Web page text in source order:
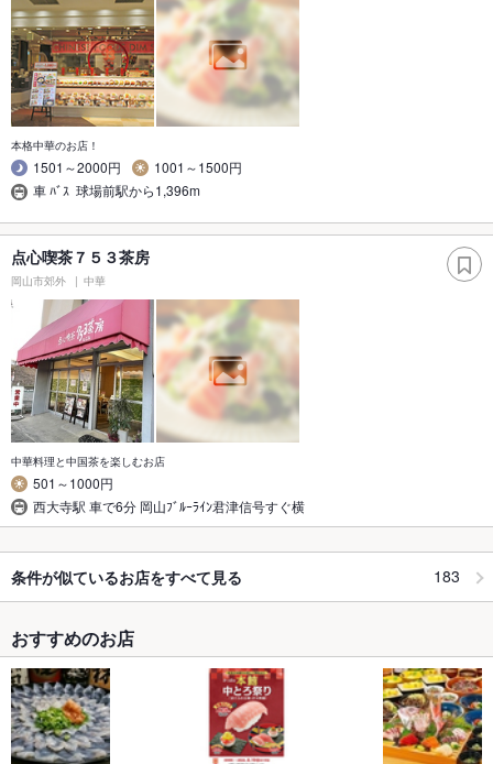
本格中華のお店！
1501～2000円
1001～1500円
車 ﾊﾞｽ 球場前駅から1,396m
点心喫茶７５３茶房
岡山市郊外 中華
中華料理と中国茶を楽しむお店
501～1000円
西大寺駅 車で6分 岡山ﾌﾞﾙｰﾗｲﾝ君津信号すぐ横
条件が似ているお店をすべて見る 183
おすすめのお店